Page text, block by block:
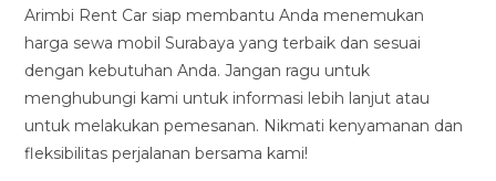
Arimbi Rent Car siap membantu Anda menemukan
harga sewa mobil Surabaya yang terbaik dan sesuai
dengan kebutuhan Anda. Jangan ragu untuk
menghubungi kami untuk informasi lebih lanjut atau
untuk melakukan pemesanan. Nikmati kenyamanan dan
fleksibilitas perjalanan bersama kami!